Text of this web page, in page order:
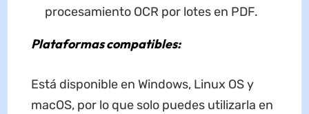
procesamiento OCR por lotes en PDF.
Plataformas compatibles:
Está disponible en Windows, Linux OS y
macOS, por lo que solo puedes utilizarla en